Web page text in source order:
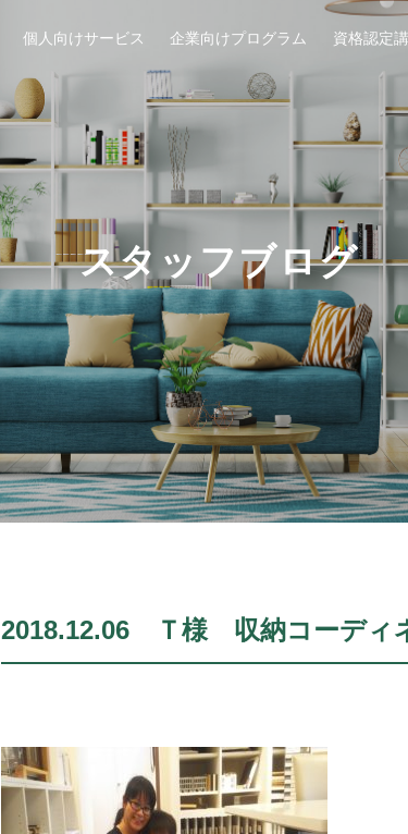
個人向けサービス 企業向けプログラム 資格認定
スタッフブログ
2018.12.06 Ｔ様 収納コーディ